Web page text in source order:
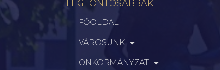
LEGFONTOSABBAK
FŐOLDAL
VÁROSUNK
ÖNKORMÁNYZAT